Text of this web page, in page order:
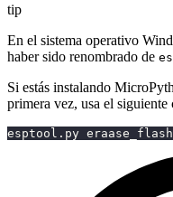
tip
En el sistema operativo
haber sido renombrado de
Si estás instalando
primera vez, usa el
esptool.py eraase_flash